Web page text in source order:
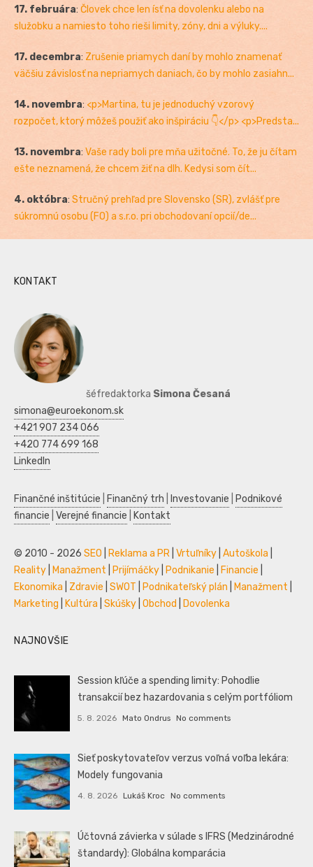
17. februára: Človek chce len ísť na dovolenku alebo na
služobku a namiesto toho rieši limity, zóny, dni a výluky....
17. decembra: Zrušenie priamych daní by mohlo znamenať
väčšiu závislosť na nepriamych daniach, čo by mohlo zasiahn...
14. novembra: <p>Martina, tu je jednoduchý vzorový
rozpočet, ktorý môžeš použiť ako inšpiráciu 👇</p> <p>Predsta...
13. novembra: Vaše rady boli pre mňa užitočné. To, že ju čítam
ešte neznamená, že chcem žiť na dlh. Kedysi som čít...
4. októbra: Stručný prehľad pre Slovensko (SR), zvlášť pre
súkromnú osobu (FO) a s.r.o. pri obchodovaní opcií/de...
KONTAKT
šéfredaktorka Simona Česaná
simona@euroekonom.sk
+421 907 234 066
+420 774 699 168
LinkedIn
Finančné inštitúcie Finančný trh Investovanie
Podnikové
financie Verejné financie Kontakt
© 2010 - 2026 SEO Reklama a PR Vrtuľníky Autoškola
Reality
Manažment Prijímáčky Podnikanie Financie
Ekonomika
Zdravie SWOT Podnikateľský plán Manažment
Marketing
Kultúra Skúšky Obchod Dovolenka
NAJNOVŠIE
Session kľúče a spending limity: Pohodlie
transakcií bez hazardovania s celým portfóliom
5. 8. 2026 Mato Ondrus No comments
Sieť poskytovateľov verzus voľná voľba lekára:
Modely fungovania
4. 8. 2026 Lukáš Kroc No comments
Účtovná závierka v súlade s IFRS (Medzinárodné
štandardy): Globálna komparácia